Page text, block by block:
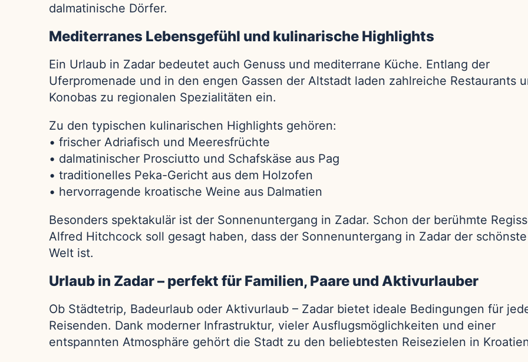
dalmatinische Dörfer.
Mediterranes Lebensgefühl und kulinarische Highlights
Ein Urlaub in Zadar bedeutet auch Genuss und mediterrane Küche. Entlang der
Uferpromenade und in den engen Gassen der Altstadt laden zahlreiche Restaurants
Konobas zu regionalen Spezialitäten ein.
Zu den typischen kulinarischen Highlights gehören:
• frischer Adriafisch und Meeresfrüchte
• dalmatinischer Prosciutto und Schafskäse aus Pag
• traditionelles Peka-Gericht aus dem Holzofen
• hervorragende kroatische Weine aus Dalmatien
Besonders spektakulär ist der Sonnenuntergang in Zadar. Schon der berühmte
Alfred Hitchcock soll gesagt haben, dass der Sonnenuntergang in Zadar der
Welt ist.
Urlaub in Zadar – perfekt für Familien, Paare und Aktivurlauber
Ob Städtetrip, Badeurlaub oder Aktivurlaub – Zadar bietet ideale Bedingungen für
Reisenden. Dank moderner Infrastruktur, vieler Ausflugsmöglichkeiten und einer
entspannten Atmosphäre gehört die Stadt zu den beliebtesten Reisezielen in